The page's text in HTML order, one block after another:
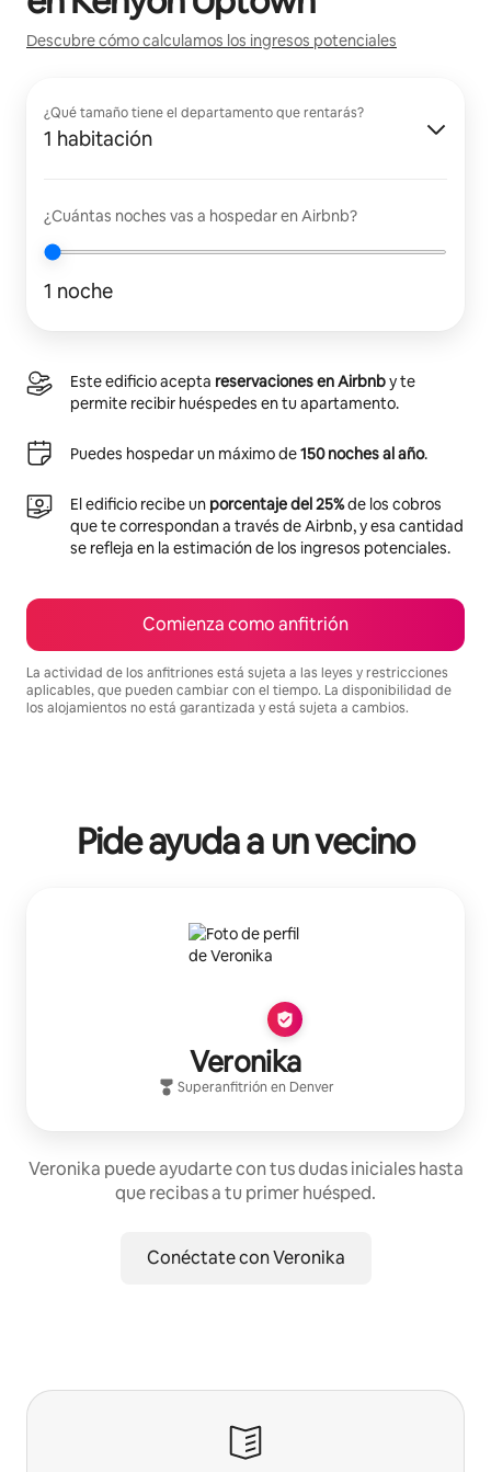
Descubre cómo calculamos los ingresos potenciales
¿Qué tamaño tiene el departamento que rentarás?
1 habitación
¿Cuántas noches vas a hospedar en Airbnb?
1 noche
Este edificio acepta reservaciones en Airbnby te
permite recibir huéspedes en tu apartamento.
Puedes hospedar un máximo de150 noches al año.
El edificio recibe un porcentaje del 25%de los cobros
que te correspondan a través de Airbnb, y esa cantidad
se refleja en la estimación de los ingresos potenciales.
Comienza como anfitrión
La actividad de los anfitriones está sujeta a las leyes y restricciones
aplicables, que pueden cambiar con el tiempo. La disponibilidad de
los alojamientos no está garantizada y está sujeta a cambios.
Pide ayuda a un vecino
Veronika
Superanfitrión en Denver
Veronika puede ayudarte con tus dudas iniciales hasta
que recibas a tu primer huésped.
Conéctate con Veronika